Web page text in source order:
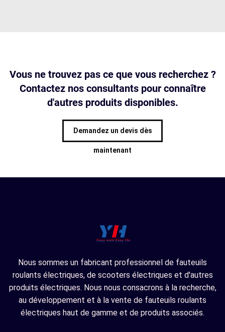
Vous ne trouvez pas ce que vous recherchez ?
Contactez nos consultants pour connaître
d'autres produits disponibles.
Demandez un devis dès
maintenant
Nous sommes un fabricant professionnel de fauteuils
roulants électriques, de scooters électriques et d'autres
produits électriques. Nous nous consacrons à la recherche,
au développement et à la vente de fauteuils roulants
électriques haut de gamme et de produits associés.